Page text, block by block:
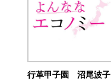
行革甲子園 沼尾波子